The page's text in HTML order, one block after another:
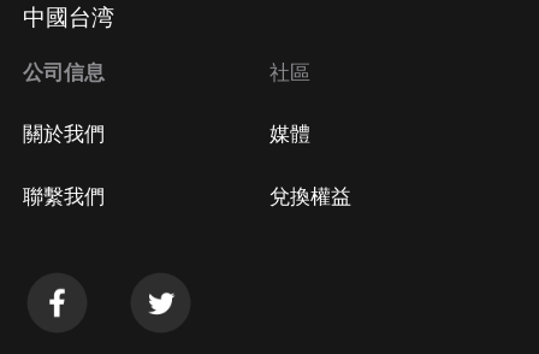
中國台湾
公司信息
關於我們
聯繫我們
社區
媒體
兌換權益